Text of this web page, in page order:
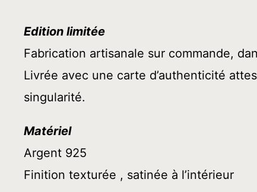
Edition limitée
Fabrication artisanale sur commande,
Livrée avec une carte d’authenticité
singularité.
Matériel
Argent 925
Finition texturée , satinée à l’intérieur